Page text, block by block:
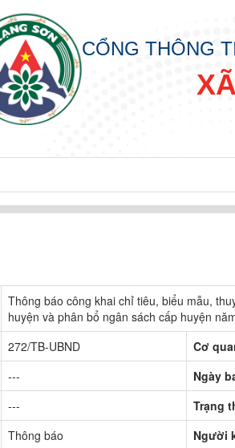
CỔNG THÔNG
Thông báo công khai chỉ tiêu, biểu mẫu,
huyện và phân bổ ngân sách cấp huyện
272/TB-UBND Cơ
--- Ngày
--- Trạng
Thông báo Người